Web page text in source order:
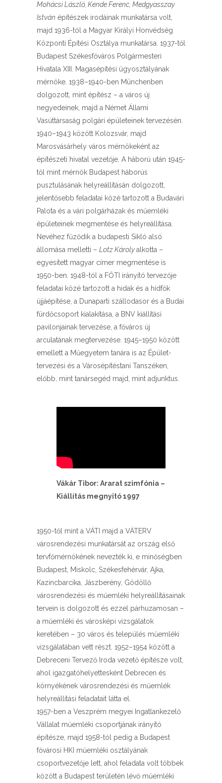
Mohácsi László, Kende Ferenc, Medgyasszay
István építészek irodáinak munkatársa volt,
majd 1936-tól a Magyar Királyi Honvédség
Központi Építési Osztálya munkatársa. 1937-től
Budapest Székesfőváros Polgármesteri
Hivatala XIII. Magasépítési ügyosztályának
mérnöke. 1938–1940-ben Münchenben
dolgozott, mint építész – a város új
negyedeinek, majd a Német Állami
Vasúttársaság polgári épületeinek tervezésén.
1940–1943 között Kolozsvár, majd
Marosvásárhely város mérnökeként az
építészeti hivatal vezetője. A háború után 1945-
től mint mérnök Budapest háborús
pusztulásának helyreállításán dolgozott,
jelentősebb feladatai közé tartozott a Budavári
Palota és a vári polgárházak és műemléki
épületeinek megmentése és helyreállítása.
Nevéhez fűződik a budapesti Sikló alsó
állomása melletti – Lotz Károlyalkotta –
egyesített magyar címer megmentése is
1950-ben. 1948-tól a FŐTI irányító tervezője
feladatai közé tartozott a hidak és a hídfők
újjáépítése, a Dunaparti szállodasor és a Budai
fürdőcsoport kialakítása, a BNV kiállítási
pavilonjainak tervezése, a főváros új
arculatának megtervezése. 1945–1950 között
emellett a Műegyetem tanára is az Épület-
tervezési és a Városépítéstani Tanszéken,
előbb, mint tanársegéd majd, mint adjunktus.
Vákár Tibor: Ararat szimfónia –
Kiállítás megnyitó 1997
1950-től mint a VÁTI majd a VÁTERV
városrendezési munkatársát az ország első
tervfőmérnökének nevezték ki, e minőségben
Budapest, Miskolc, Székesfehérvár, Ajka,
Kazincbarcika, Jászberény, Gödöllő
városrendezési és műemléki helyreállításainak
tervein is dolgozott és ezzel párhuzamosan –
a műemléki és városképi vizsgálatok
keretében – 30 város és település műemléki
vizsgálatában vett részt. 1952–1954 között a
Debreceni Tervező Iroda vezető építésze volt,
ahol igazgatóhelyettesként Debrecen és
környékének városrendezési és műemlék
helyreállítási feladatait látta el.
1957-ben a Veszprém megyei Ingatlankezelő
Vállalat műemléki csoportjának irányító
építésze, majd 1958-tól pedig a Budapest
fővárosi HKI műemléki osztályának
csoportvezetője lett, ahol feladata volt többek
között a Budapest területén lévő műemléki